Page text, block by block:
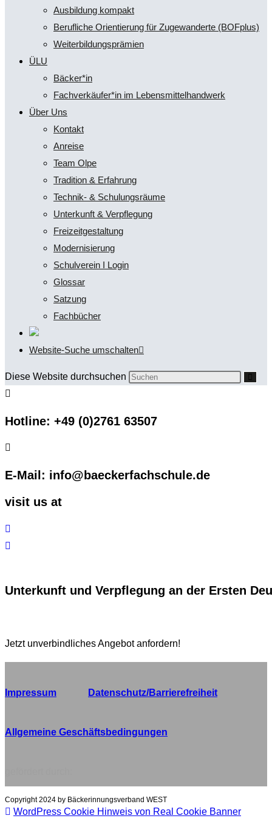
Ausbildung kompakt
Berufliche Orientierung für Zugewanderte (BOFplus)
Weiterbildungsprämien
ÜLU
Bäcker*in
Fachverkäufer*in im Lebensmittelhandwerk
Über Uns
Kontakt
Anreise
Team Olpe
Tradition & Erfahrung
Technik- & Schulungsräume
Unterkunft & Verpflegung
Freizeitgestaltung
Modernisierung
Schulverein I Login
Glossar
Satzung
Fachbücher
Website-Suche umschalten
Diese Website durchsuchen
Hotline: +49 (0)2761 63507
E-Mail: info@baeckerfachschule.de
visit us at
Unterkunft und Verpflegung an der Ersten
Jetzt unverbindliches Angebot anfordern!
Impressum Datenschutz/Barrierefreiheit
Allgemeine Geschäftsbedingungen
Copyright 2024 by Bäckerinnungsverband WEST
WordPress Cookie Hinweis von Real Cookie Banner